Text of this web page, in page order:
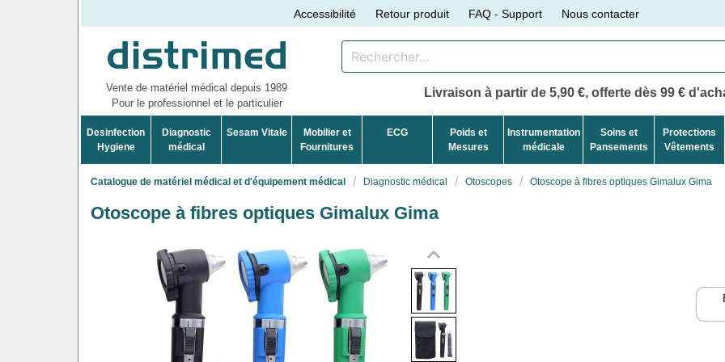
Accessibilité Retour produit FAQ - Support Nous contacter
Vente de matériel médical depuis 1989
Pour le professionnel et le particulier
Livraison à partir de 5,90 €, offerte dès 99 €
Desinfection
Hygiene
Diagnostic
médical
Sesam Vitale
Mobilier et
Fournitures
ECG
Poids et
Mesures
Instrumentation
médicale
Soins et
Pansements
Protections
Vêtements
Catalogue de matériel médical et d'équipement médical Diagnostic médical Otoscopes Otoscope à fibres optiques Gimalux Gima
Otoscope à fibres optiques Gimalux Gima